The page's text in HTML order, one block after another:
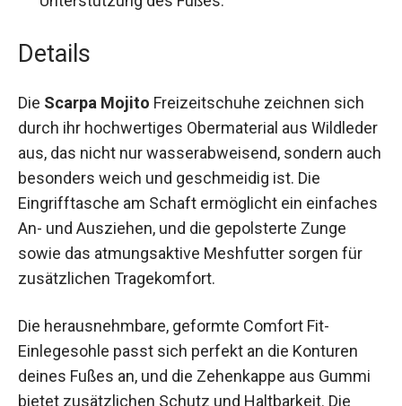
herausnehmbare Comfort Fit-Einlegesohle zur
Details
DieScarpa MojitoFreizeitschuhe zeichnen sich
durch ihr hochwertiges Obermaterial aus
Wildleder aus, das nicht nur wasserabweisend,
sondern auch besonders weich und geschmeidig
ist. Die Eingrifftasche am Schaft ermöglicht ein
einfaches An- und Ausziehen, und die
gepolsterte Zunge sowie das atmungsaktive
Meshfutter sorgen für zusätzlichen
Tragekomfort.
Die herausnehmbare, geformte Comfort Fit-